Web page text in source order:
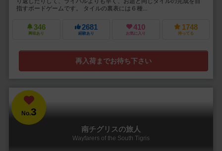
指すボードゲームです。 タイルの裏表には６種...
346
興味あり
2681
経験あり
410
お気に入り
1748
持ってる
再入荷までお待ち下さい
No.3
南チグリスの旅人
Wayfarers of the South Tigris